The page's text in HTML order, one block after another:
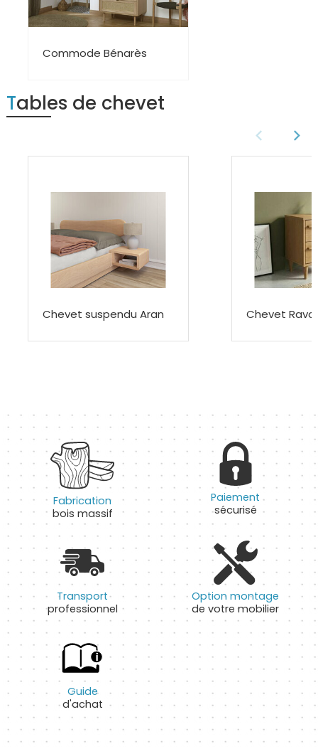
Commode Bénarès
Tables de chevet
Chevet suspendu Aran Chevet Rava
Fabrication
bois massif
Paiement
sécurisé
Transport
professionnel
Option montage
de votre mobilier
Guide
d'achat